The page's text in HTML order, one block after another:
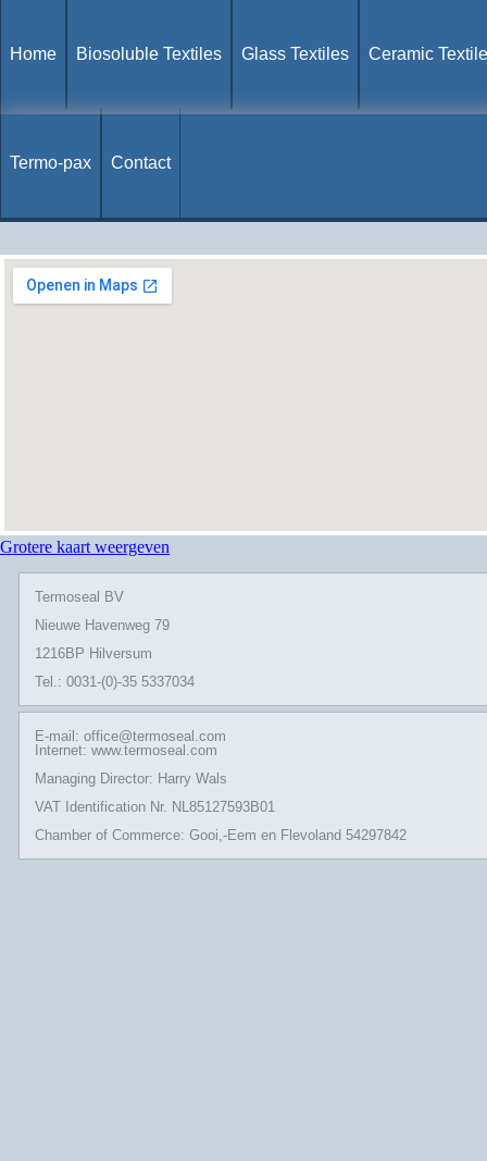
Home Biosoluble Textiles Glass Textiles Ceramic
Termo-pax Contact
Grotere kaart weergeven
Termoseal BV
Nieuwe Havenweg 79
1216BP Hilversum
Tel.: 0031-(0)-35 5337034
E-mail: office@termoseal.com
Internet: www.termoseal.com
Managing Director: Harry Wals
VAT Identification Nr. NL85127593B01
Chamber of Commerce: Gooi,-Eem en Flevoland 54297842